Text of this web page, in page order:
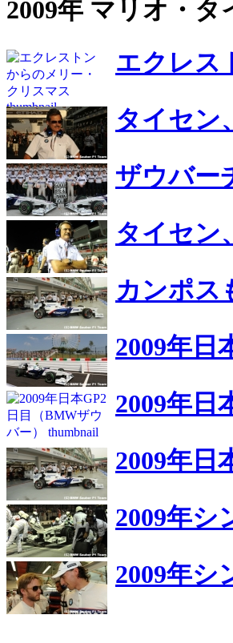
2009年 マリオ・
エクレス
タイセン
ザウバー
タイセン
カンポス
2009年日
2009年日
2009年日
2009年シ
2009年シ